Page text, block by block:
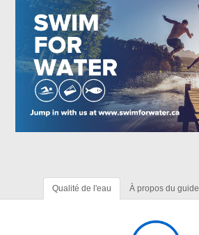
Qualité de l'eau À propos du guide